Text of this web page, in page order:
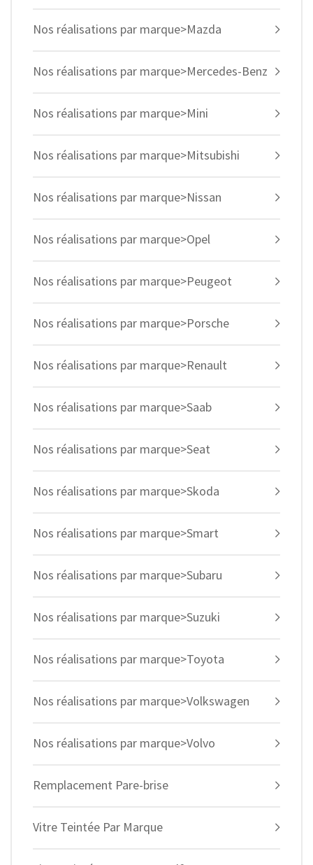
Nos réalisations par marque>Mazda
Nos réalisations par marque>Mercedes-Benz
Nos réalisations par marque>Mini
Nos réalisations par marque>Mitsubishi
Nos réalisations par marque>Nissan
Nos réalisations par marque>Opel
Nos réalisations par marque>Peugeot
Nos réalisations par marque>Porsche
Nos réalisations par marque>Renault
Nos réalisations par marque>Saab
Nos réalisations par marque>Seat
Nos réalisations par marque>Skoda
Nos réalisations par marque>Smart
Nos réalisations par marque>Subaru
Nos réalisations par marque>Suzuki
Nos réalisations par marque>Toyota
Nos réalisations par marque>Volkswagen
Nos réalisations par marque>Volvo
Remplacement Pare-brise
Vitre Teintée Par Marque